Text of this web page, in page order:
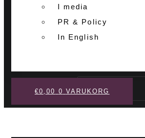
I media
PR & Policy
In English
Sök
€0,00 0 VARUKORG